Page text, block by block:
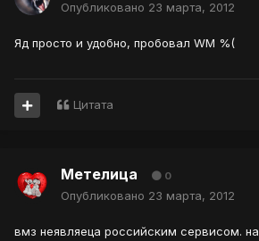
Опубликовано 23 марта, 2012
Яд просто и удобно, пробовал WM %(
Цитата
Метелица 0
Опубликовано 23 марта, 2012
вмз неявляеца российским сервисом.